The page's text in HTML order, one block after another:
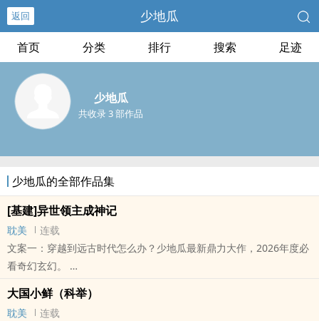
返回 少地瓜
首页 分类 排行 搜索 足迹
少地瓜
共收录 3 部作品
少地瓜的全部作品集
[基建]异世领主成神记
耽美
连载
文案一：穿越到远古时代怎么办？少地瓜最新鼎力大作，2026年度必
看奇幻玄幻。
请不要忘记向您QQ群和微博里的朋友推荐哦！
大国小鲜（科举）
耽美 连载